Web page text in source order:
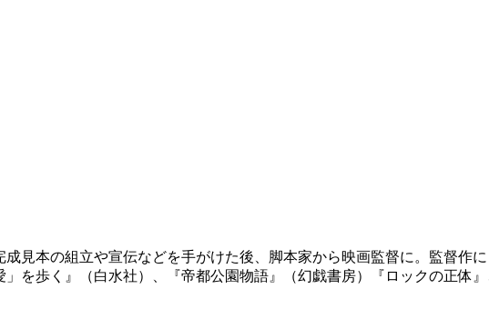
見本の組立や宣伝などを手がけた後、脚本家から映画監督に。監督作
を歩く』（白水社）、『帝都公園物語』（幻戯書房）『ロックの正体